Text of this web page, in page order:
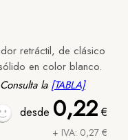
retráctil, de clásico
en color blanco.
la [TABLA]
desde 0,22€
+ IVA: 0,27 €